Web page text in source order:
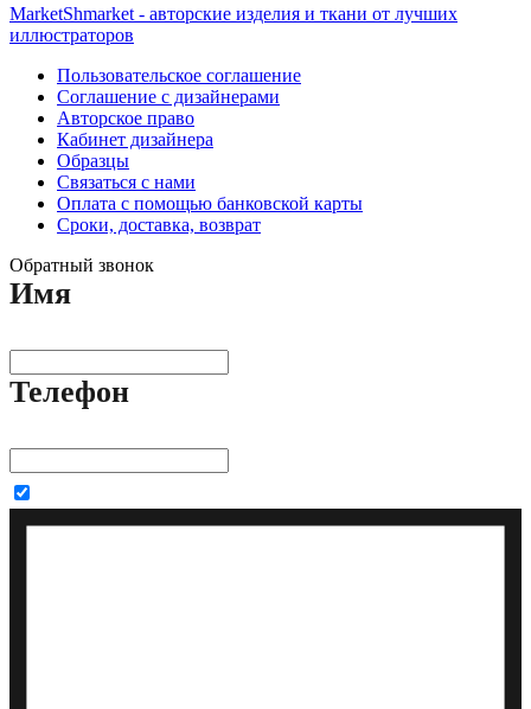
MarketShmarket - авторские изделия и ткани от лучших
иллюстраторов
Пользовательское соглашение
Соглашение с дизайнерами
Авторское право
Кабинет дизайнера
Образцы
Связаться с нами
Оплата с помощью банковской карты
Сроки, доставка, возврат
Обратный звонок
Имя
Телефон